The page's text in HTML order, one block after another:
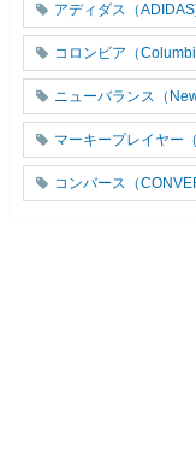
アディダス（
コロンビア（
ニューバランス（
マーキープレイヤー
コンバース（